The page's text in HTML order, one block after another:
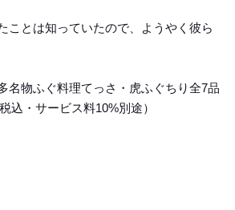
ことは知っていたので、ようやく彼ら
名物ふぐ料理てっさ・虎ふぐちり全7品
込・サービス料10%別途）